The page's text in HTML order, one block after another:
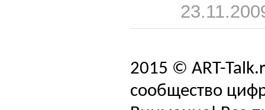
2015 © ART-
сообщество